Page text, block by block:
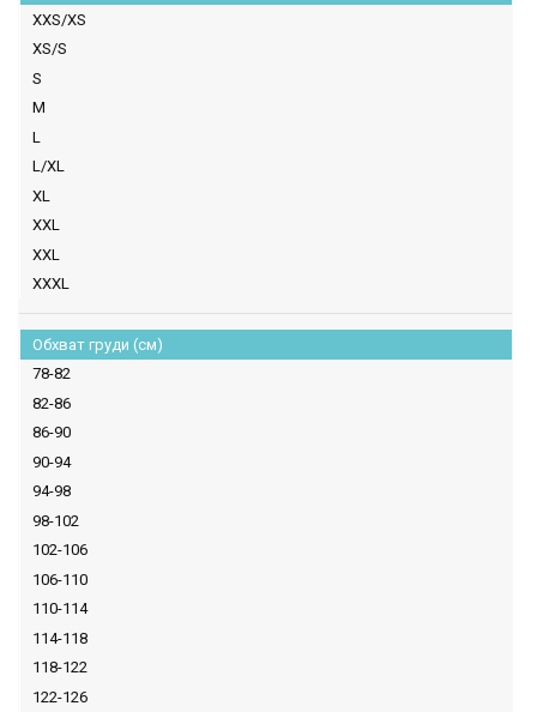
XXS/XS
XS/S
S
M
L
L/XL
XL
XXL
XXL
XXXL
Обхват груди (см)
78-82
82-86
86-90
90-94
94-98
98-102
102-106
106-110
110-114
114-118
118-122
122-126